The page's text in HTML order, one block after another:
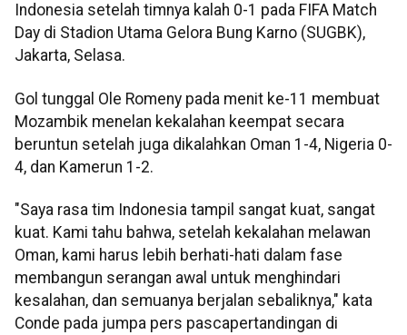
Indonesia setelah timnya kalah 0-1 pada FIFA Match
Day di Stadion Utama Gelora Bung Karno (SUGBK),
Jakarta, Selasa.
Gol tunggal Ole Romeny pada menit ke-11 membuat
Mozambik menelan kekalahan keempat secara
beruntun setelah juga dikalahkan Oman 1-4, Nigeria 0-
4, dan Kamerun 1-2.
"Saya rasa tim Indonesia tampil sangat kuat, sangat
kuat. Kami tahu bahwa, setelah kekalahan melawan
Oman, kami harus lebih berhati-hati dalam fase
membangun serangan awal untuk menghindari
kesalahan, dan semuanya berjalan sebaliknya," kata
Conde pada jumpa pers pascapertandingan di